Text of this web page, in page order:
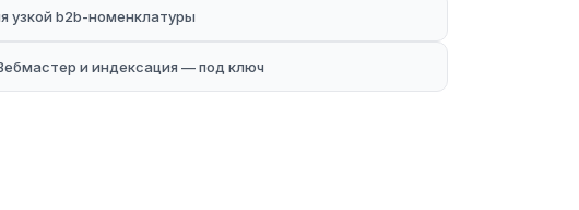
узкой b2b-номенклатуры
и индексация — под ключ